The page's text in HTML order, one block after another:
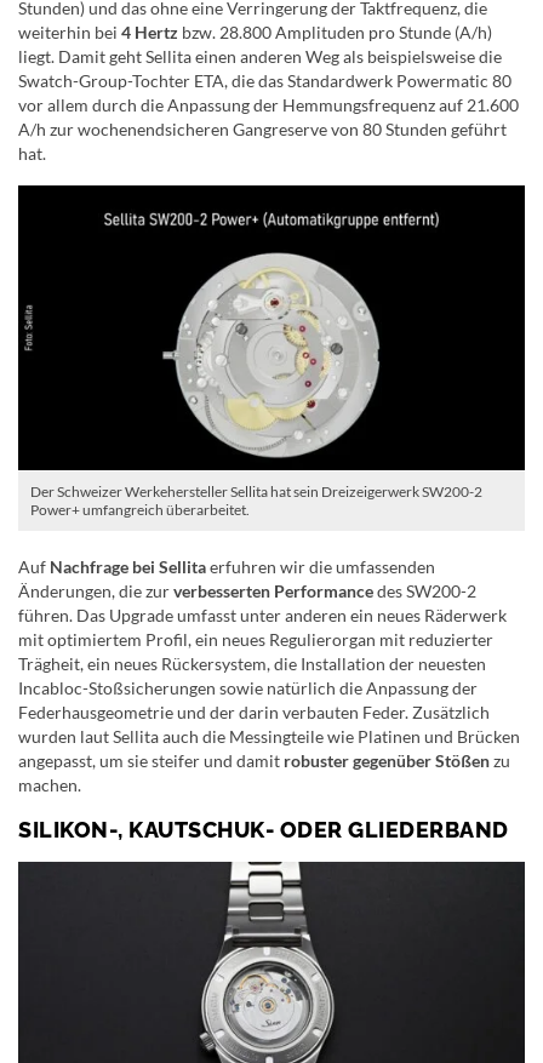
Stunden) und das ohne eine Verringerung der Taktfrequenz, die
weiterhin bei 4 Hertz bzw. 28.800 Amplituden pro Stunde (A/h)
liegt. Damit geht Sellita einen anderen Weg als beispielsweise die
Swatch-Group-Tochter ETA, die das Standardwerk Powermatic 80
vor allem durch die Anpassung der Hemmungsfrequenz auf 21.600
A/h zur wochenendsicheren Gangreserve von 80 Stunden geführt
hat.
Der Schweizer Werkehersteller Sellita hat sein Dreizeigerwerk SW200-2
Power+ umfangreich überarbeitet.
Auf Nachfrage bei Sellitaerfuhren wir die umfassenden
Änderungen, die zurverbesserten Performancedes SW200-2
führen. Das Upgrade umfasst unter anderen ein neues Räderwerk
mit optimiertem Profil, ein neues Regulierorgan mit reduzierter
Trägheit, ein neues Rückersystem, die Installation der neuesten
Incabloc-Stoßsicherungen sowie natürlich die Anpassung der
Federhausgeometrie und der darin verbauten Feder. Zusätzlich
wurden laut Sellita auch die Messingteile wie Platinen und Brücken
angepasst, um sie steifer und damit robuster gegenüber Stößenzu
machen.
SILIKON-, KAUTSCHUK- ODER GLIEDERBAND